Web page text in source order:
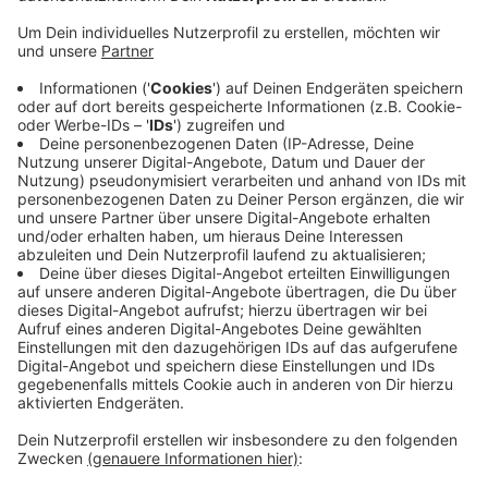
Anzeige
Für die Sprengung von Geldautomaten in Moers und
Kevelaer gab es jetzt mehrjährige Haftstrafen. Ein
28jähriger Krefelder muss laut RP vier Jahre und drei
Monate ins Gefängnis, sein Komplize drei Jahre und
drei Monate. Bei haben an mehreren Orten
Geldautomaten in die Luft gejagt. Nur in Moers hatten
sie es aber geschafft, mit der Explosion die Tresortür
zu entfernen. Die Scheine waren dann aber durch die
Hitze nicht mehr zu gebrauchen.
Anzeige